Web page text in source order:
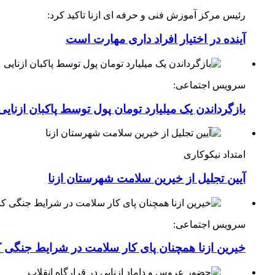
رئیس مرکز آموزش فنی و حرفه ای ازنا تاکید کرد:
آینده در اختیار افراد داری مهارت است
سرویس اجتماعی:
بازگرداندن یک میلیارد تومان پول توسط پاکبان
امتداد نیکوکاری
آیین تجلیل از خیرین سلامت شهرستان ازنا
سرویس اجتماعی:
خیرین ازنا همچنان پای کار سلامت در شرایط